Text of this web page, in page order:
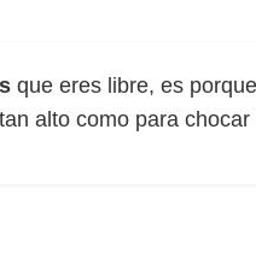
que eres libre, es
alto como para